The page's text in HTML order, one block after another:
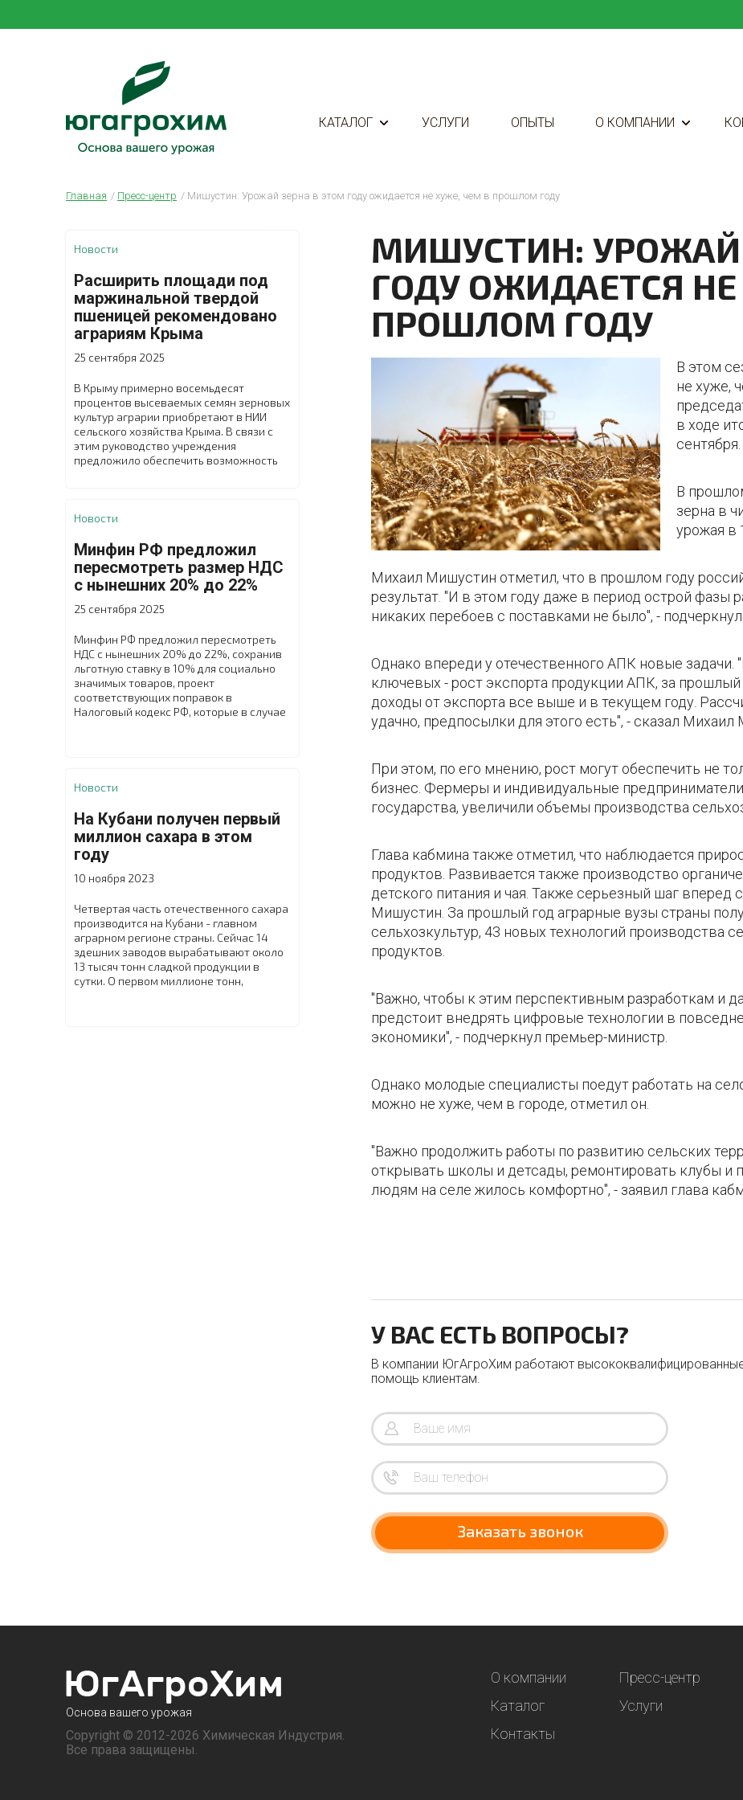
КАТАЛОГ УСЛУГИ ОПЫТЫ О КОМПАНИИ
Главная Пресс-центр Мишустин: Урожай зерна в этом году ожидается не хуже, чем в прошлом году
Новости
Расширить площади под
маржинальной твердой
пшеницей рекомендовано
аграриям Крыма
25 сентября 2025
В Крыму примерно восемьдесят
процентов высеваемых семян зерновых
культур аграрии приобретают в НИИ
сельского хозяйства Крыма. В связи с
этим руководство учреждения
предложило обеспечить возможность
платежа. Чтобы утвердить данное
состоялся внеочередной расширенный
Учёный совет с участием заместителя
министра сельского хозяйства
Республики Крым Николая Тютюника.
Новости
Минфин РФ предложил
пересмотреть размер НДС
с нынешних 20% до 22%
25 сентября 2025
Минфин РФ предложил пересмотреть
НДС с нынешних 20% до 22%, сохранив
льготную ставку в 10% для социально
значимых товаров, проект
соответствующих поправок в
Налоговый кодекс РФ, которые в случае
Новости
На Кубани получен первый
миллион сахара в этом
году
10 ноября 2023
Четвертая часть отечественного сахара
производится на Кубани - главном
аграрном регионе страны. Сейчас 14
здешних заводов вырабатывают около
13 тысяч тонн сладкой продукции в
сутки. О первом миллионе тонн,
МИШУСТИН: УРОЖАЙ
ГОДУ ОЖИДАЕТСЯ
ПРОШЛОМ ГОДУ
В этом
не хуже,
в ходе
сентября.
В
зерна в
урожая в
Михаил Мишустин отметил, что в прошлом году
результат. "И в этом году даже в период острой фазы
никаких перебоев с поставками не было", -
Однако впереди у отечественного АПК новые задачи.
ключевых - рост экспорта продукции АПК, за
доходы от экспорта все выше и в текущем году.
удачно, предпосылки для этого есть", - сказал Михаил
При этом, по его мнению, рост могут обеспечить не
бизнес. Фермеры и индивидуальные
государства, увеличили объемы производства
Глава кабмина также отметил, что наблюдается
продуктов. Развивается также производство
детского питания и чая. Также серьезный шаг вперед
Мишустин. За прошлый год аграрные вузы страны
сельхозкультур, 43 новых технологий производства
продуктов.
"Важно, чтобы к этим перспективным разработкам и
предстоит внедрять цифровые технологии в
экономики", - подчеркнул премьер-министр.
Однако молодые специалисты поедут работать на
можно не хуже, чем в городе, отметил он.
"Важно продолжить работы по развитию сельских
открывать школы и детсады, ремонтировать клубы и
людям на селе жилось комфортно", - заявил глава
У ВАС ЕСТЬ ВОПРОСЫ?
В компании ЮгАгроХим работают
помощь клиентам.
Заказать звонок
Основа вашего урожая
Copyright © 2012-2026 Химическая Индустрия.
Все права защищены.
О компании
Пресс-центр
Каталог
Услуги
Контакты